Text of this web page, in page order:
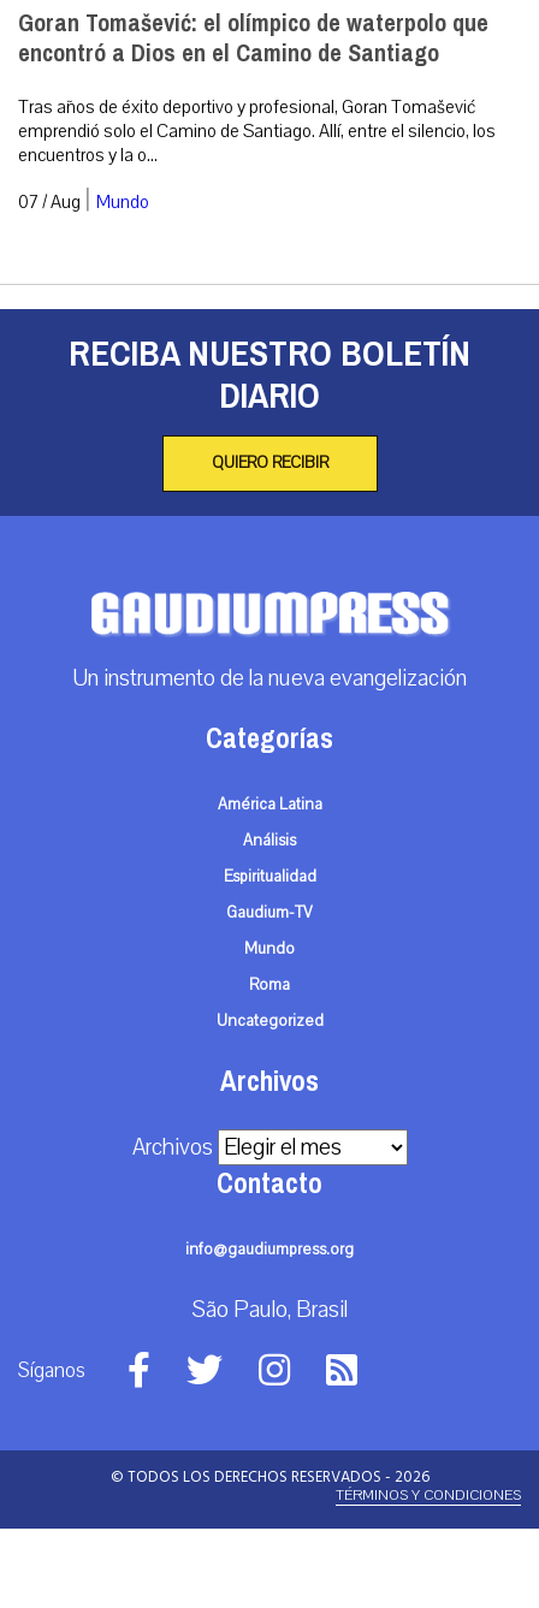
Goran Tomašević: el olímpico de waterpolo que
encontró a Dios en el Camino de Santiago
Tras años de éxito deportivo y profesional, Goran Tomašević
emprendió solo el Camino de Santiago. Allí, entre el silencio, los
encuentros y la o...
07 / Aug | Mundo
RECIBA NUESTRO BOLETÍN
DIARIO
QUIERO RECIBIR
Un instrumento de la nueva evangelización
Categorías
América Latina
Análisis
Espiritualidad
Gaudium-TV
Mundo
Roma
Uncategorized
Archivos
Archivos
Contacto
info@gaudiumpress.org
São Paulo, Brasil
Síganos
© TODOS LOS DERECHOS RESERVADOS - 2026
TÉRMINOS Y CONDICIONES